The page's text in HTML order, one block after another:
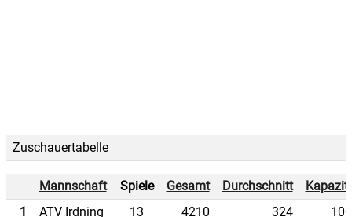
Zuschauertabelle
Mannschaft Spiele Gesamt Durchschnitt
1
ATV Irdning 13 4210 324